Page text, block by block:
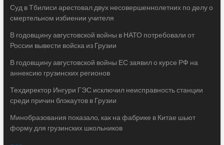
Суд в Тбилиси арестовал двух несовершеннолетних по делу о
смертельном избиении учителя
В годовщину августовской войны в НАТО потребовали от
России вывести войска из Грузии
В годовщину августовской войны ЕС заявил о курсе РФ на
аннексию грузинских регионов
Техдиректор Ингури ГЭС исключил неисправность станции
среди причин блэкаутов в Грузии
Минобразования показало, как на фабрике в Китае шьют
форму для грузинских школьников